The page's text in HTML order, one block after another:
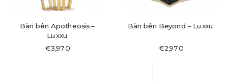
Bàn bên Apotheosis –
Luxxu
€3,970
Bàn bên Beyond – Luxxu
€2,970